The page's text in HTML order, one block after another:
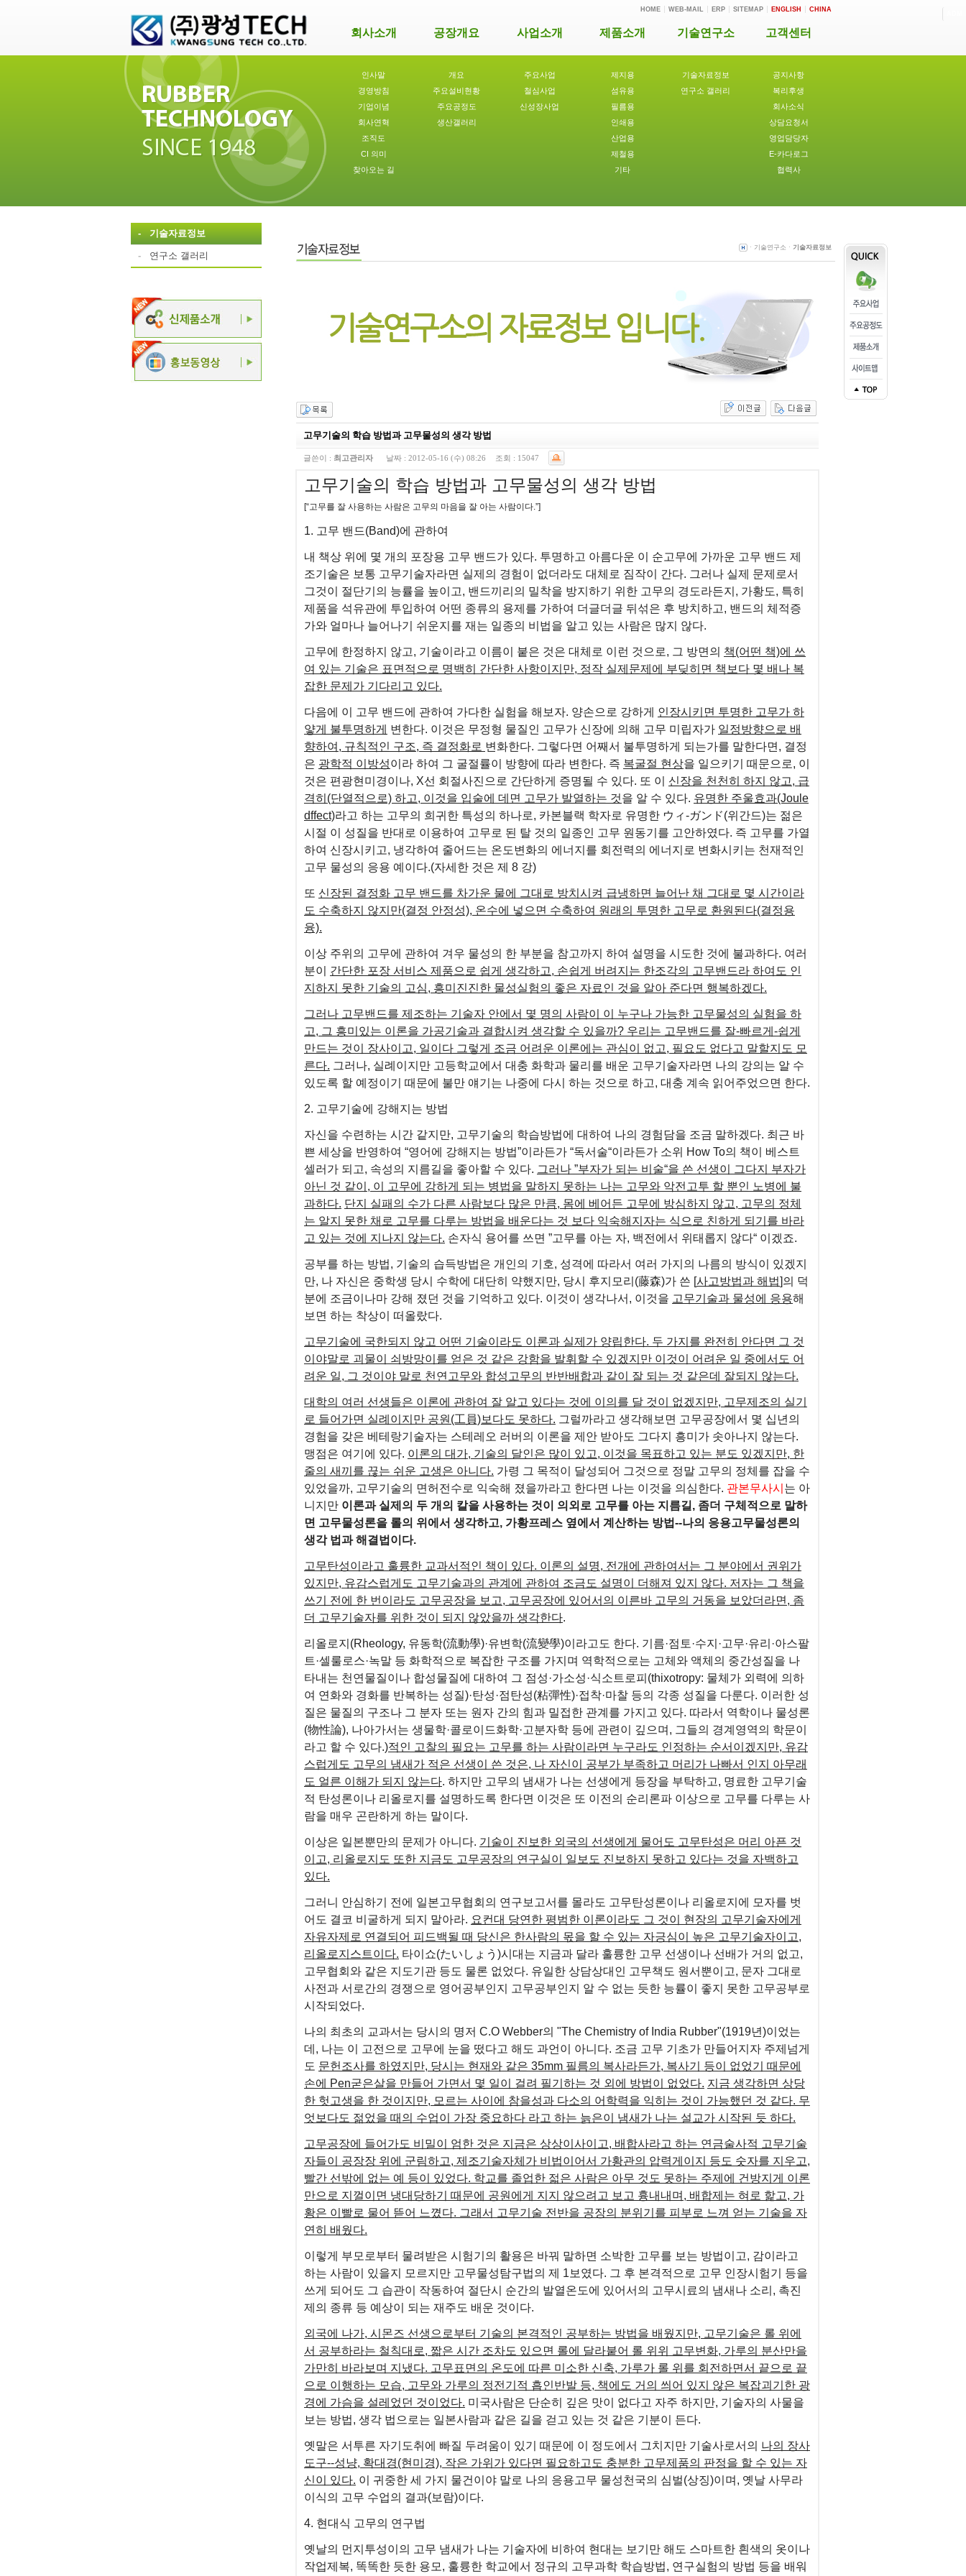
HOME WEB-MAIL ERP SITEMAP ENGLISH CHINA
회사소개 공장개요 사업소개 제품소개 기술연구소 고객센터
인사말
경영방침
기업이념
회사연혁
조직도
CI 의미
찾아오는 길
개요
주요설비현황
주요공정도
생산갤러리
주요사업
철심사업
신성장사업
제지용
섬유용
필름용
인쇄용
산업용
제철용
기타
기술자료정보
연구소 갤러리
공지사항
복리후생
회사소식
상담요청서
영업담당자
E-카다로그
협력사
- 기술자료정보
- 연구소 갤러리
ㆍ기술연구소ㆍ 기술자료정보
고무기술의 학습 방법과 고무물성의 생각 방법
글쓴이 : 최고관리자 날짜 : 2012-05-16 (수) 08:26 조회 : 15047
고무기술의 학습 방법과 고무물성의 생각 방법
[“고무를 잘 사용하는 사람은 고무의 마음을 잘 아는 사람이다.”]
1. 고무 밴드(Band)에 관하여
내 책상 위에 몇 개의 포장용 고무 밴드가 있다. 투명하고 아름다운 이 순고무에 가까운 고무 밴드 제
조기술은 보통 고무기술자라면 실제의 경험이 없더라도 대체로 짐작이 간다. 그러나 실제 문제로서
그것이 절단기의 능률을 높이고, 밴드끼리의 밀착을 방지하기 위한 고무의 경도라든지, 가황도, 특히
제품을 석유관에 투입하여 어떤 종류의 용제를 가하여 더글더글 뒤섞은 후 방치하고, 밴드의 체적증
가와 얼마나 늘어나기 쉬운지를 재는 일종의 비법을 알고 있는 사람은 많지 않다.
고무에 한정하지 않고, 기술이라고 이름이 붙은 것은 대체로 이런 것으로, 그 방면의 책(어떤 책)에 쓰
여 있는 기술은 표면적으로 명백히 간단한 사항이지만, 정작 실제문제에 부딪히면 책보다 몇 배나 복
잡한 문제가 기다리고 있다.
다음에 이 고무 밴드에 관하여 가다한 실험을 해보자. 양손으로 강하게 인장시키면 투명한 고무가 하
얗게 불투명하게
변한다. 이것은 무정형 물질인 고무가 신장에 의해 고무 미립자가 일정방향으로 배
향하여, 규칙적인 구조, 즉 결정화로 변화한다. 그렇다면 어째서 불투명하게 되는가를 말한다면, 결정
은 광학적 이방성이라 하여 그 굴절률이 방향에 따라 변한다. 즉 복굴절 현상을 일으키기 때문으로, 이
것은 편광현미경이나, X선 회절사진으로 간단하게 증명될 수 있다. 또 이 신장을 천천히 하지 않고, 급
격히(단열적으로) 하고, 이것을 입술에 데면 고무가 발열하는 것을 알 수 있다. 유명한 주울효과(Joule
dffect)라고 하는 고무의 희귀한 특성의 하나로, 카본블랙 학자로 유명한 ウィ-ガンド(위간드)는 젊은
시절 이 성질을 반대로 이용하여 고무로 된 탈 것의 일종인 고무 원동기를 고안하였다. 즉 고무를 가열
하여 신장시키고, 냉각하여 줄어드는 온도변화의 에너지를 회전력의 에너지로 변화시키는 천재적인
고무 물성의 응용 예이다.(자세한 것은 제 8 강)
또 신장된 결정화 고무 밴드를 차가운 물에 그대로 방치시켜 급냉하면 늘어난 채 그대로 몇 시간이라
도 수축하지 않지만(결정 안정성), 온수에 넣으면 수축하여 원래의 투명한 고무로 환원된다(결정용
융).
이상 주위의 고무에 관하여 겨우 물성의 한 부분을 참고까지 하여 설명을 시도한 것에 불과하다. 여러
분이 간단한 포장 서비스 제품으로 쉽게 생각하고, 손쉽게 버려지는 한조각의 고무밴드라 하여도 인
지하지 못한 기술의 고심, 흥미진진한 물성실험의 좋은 자료인 것을 알아 준다면 행복하겠다.
그러나 고무밴드를 제조하는 기술자 안에서 몇 명의 사람이 이 누구나 가능한 고무물성의 실험을 하
고, 그 흥미있는 이론을 가공기술과 결합시켜 생각할 수 있을까? 우리는 고무밴드를 잘-빠르게-쉽게
만드는 것이 장사이고, 일이다 그렇게 조금 어려운 이론에는 관심이 없고, 필요도 없다고 말할지도 모
른다. 그러나, 실례이지만 고등학교에서 대충 화학과 물리를 배운 고무기술자라면 나의 강의는 알 수
있도록 할 예정이기 때문에 불만 얘기는 나중에 다시 하는 것으로 하고, 대충 계속 읽어주었으면 한다.
2. 고무기술에 강해지는 방법
자신을 수련하는 시간 같지만, 고무기술의 학습방법에 대하여 나의 경험담을 조금 말하겠다. 최근 바
쁜 세상을 반영하여 “영어에 강해지는 방법”이라든가 “독서술“이라든가 소위 How To의 책이 베스트
셀러가 되고, 속성의 지름길을 좋아할 수 있다. 그러나 ”부자가 되는 비술“을 쓴 선생이 그다지 부자가
아닌 것 같이, 이 고무에 강하게 되는 병법을 말하지 못하는 나는 고무와 악전고투 할 뿐인 노병에 불
과하다. 단지 실패의 수가 다른 사람보다 많은 만큼, 몸에 베어든 고무에 방심하지 않고, 고무의 정체
는 알지 못한 채로 고무를 다루는 방법을 배운다는 것 보다 익숙해지자는 식으로 친하게 되기를 바라
고 있는 것에 지나지 않는다. 손자식 용어를 쓰면 ”고무를 아는 자, 백전에서 위태롭지 않다“ 이겠죠.
공부를 하는 방법, 기술의 습득방법은 개인의 기호, 성격에 따라서 여러 가지의 나름의 방식이 있겠지
만, 나 자신은 중학생 당시 수학에 대단히 약했지만, 당시 후지모리(藤森)가 쓴 [사고방법과 해법]의 덕
분에 조금이나마 강해 졌던 것을 기억하고 있다. 이것이 생각나서, 이것을 고무기술과 물성에 응용해
보면 하는 착상이 떠올랐다.
고무기술에 국한되지 않고 어떤 기술이라도 이론과 실제가 양립한다. 두 가지를 완전히 안다면 그 것
이야말로 괴물이 쇠방망이를 얻은 것 같은 강함을 발휘할 수 있겠지만 이것이 어려운 일 중에서도 어
려운 일, 그 것이야 말로 천연고무와 합성고무의 반반배합과 같이 잘 되는 것 같은데 잘되지 않는다.
대학의 여러 선생들은 이론에 관하여 잘 알고 있다는 것에 이의를 달 것이 없겠지만, 고무제조의 실기
로 들어가면 실례이지만 공원(工員)보다도 못하다. 그럴까라고 생각해보면 고무공장에서 몇 십년의
경험을 갖은 베테랑기술자는 스테레오 러버의 이론을 제안 받아도 그다지 흥미가 솟아나지 않는다.
맹점은 여기에 있다. 이론의 대가, 기술의 달인은 많이 있고, 이것을 목표하고 있는 분도 있겠지만, 한
줄의 새끼를 끊는 쉬운 고생은 아니다. 가령 그 목적이 달성되어 그것으로 정말 고무의 정체를 잡을 수
있었을까, 고무기술의 면허전수로 익숙해 졌을까라고 한다면 나는 이것을 의심한다. 관본무사시 는 아
니지만 이론과 실제의 두 개의 칼을 사용하는 것이 의외로 고무를 아는 지름길, 좀더 구체적으로 말하
면 고무물성론을 롤의 위에서 생각하고, 가황프레스 옆에서 계산하는 방법--나의 응용고무물성론의
생각 법과 해결법이다.
고무탄성이라고 훌륭한 교과서적인 책이 있다. 이론의 설명, 전개에 관하여서는 그 분야에서 권위가
있지만, 유감스럽게도 고무기술과의 관계에 관하여 조금도 설명이 더해져 있지 않다. 저자는 그 책을
쓰기 전에 한 번이라도 고무공장을 보고, 고무공장에 있어서의 이른바 고무의 거동을 보았더라면, 좀
더 고무기술자를 위한 것이 되지 않았을까 생각한다.
리올로지(Rheology, 유동학(流動學)·유변학(流變學)이라고도 한다. 기름·점토·수지·고무·유리·아스팔
트·셀룰로스·녹말 등 화학적으로 복잡한 구조를 가지며 역학적으로는 고체와 액체의 중간성질을 나
타내는 천연물질이나 합성물질에 대하여 그 점성·가소성·식소트로피(thixotropy: 물체가 외력에 의하
여 연화와 경화를 반복하는 성질)·탄성·점탄성(粘彈性)·접착·마찰 등의 각종 성질을 다룬다. 이러한 성
질은 물질의 구조나 그 분자 또는 원자 간의 힘과 밀접한 관계를 가지고 있다. 따라서 역학이나 물성론
(物性論), 나아가서는 생물학·콜로이드화학·고분자학 등에 관련이 깊으며, 그들의 경계영역의 학문이
라고 할 수 있다.)적인 고찰의 필요는 고무를 하는 사람이라면 누구라도 인정하는 순서이겠지만, 유감
스럽게도 고무의 냄새가 적은 선생이 쓴 것은, 나 자신이 공부가 부족하고 머리가 나빠서 인지 아무래
도 얼른 이해가 되지 않는다. 하지만 고무의 냄새가 나는 선생에게 등장을 부탁하고, 명료한 고무기술
적 탄성론이나 리올로지를 설명하도록 한다면 이것은 또 이전의 순리론파 이상으로 고무를 다루는 사
람을 매우 곤란하게 하는 말이다.
이상은 일본뿐만의 문제가 아니다. 기술이 진보한 외국의 선생에게 물어도 고무탄성은 머리 아픈 것
이고, 리올로지도 또한 지금도 고무공장의 연구실이 일보도 진보하지 못하고 있다는 것을 자백하고
있다.
그러니 안심하기 전에 일본고무협회의 연구보고서를 몰라도 고무탄성론이나 리올로지에 모자를 벗
어도 결코 비굴하게 되지 말아라. 요컨대 당연한 평범한 이론이라도 그 것이 현장의 고무기술자에게
자유자제로 연결되어 피드백될 때 당신은 한사람의 몫을 할 수 있는 자긍심이 높은 고무기술자이고,
리올로지스트이다. 타이쇼(たいしょう)시대는 지금과 달라 훌륭한 고무 선생이나 선배가 거의 없고,
고무협회와 같은 지도기관 등도 물론 없었다. 유일한 상담상대인 고무책도 원서뿐이고, 문자 그대로
사전과 서로간의 경쟁으로 영어공부인지 고무공부인지 알 수 없는 듯한 능률이 좋지 못한 고무공부로
시작되었다.
나의 최초의 교과서는 당시의 명저 C.O Webber의 "The Chemistry of India Rubber"(1919년)이었는
데, 나는 이 고전으로 고무에 눈을 떴다고 해도 과언이 아니다. 조금 고무 기초가 만들어지자 주제넘게
도 문헌조사를 하였지만, 당시는 현재와 같은 35mm 필름의 복사라든가, 복사기 등이 없었기 때문에
손에 Pen굳은살을 만들어 가면서 몇 일이 걸려 필기하는 것 외에 방법이 없었다. 지금 생각하면 상당
한 헛고생을 한 것이지만, 모르는 사이에 참을성과 다소의 어학력을 익히는 것이 가능했던 것 같다. 무
엇보다도 젊었을 때의 수업이 가장 중요하다 라고 하는 늙은이 냄새가 나는 설교가 시작된 듯 하다.
고무공장에 들어가도 비밀이 엄한 것은 지금은 상상이사이고, 배합사라고 하는 연금술사적 고무기술
자들이 공장장 위에 군림하고, 제조기술자체가 비법이어서 가황관의 압력게이지 등도 숫자를 지우고,
빨간 선밖에 없는 예 등이 있었다. 학교를 졸업한 젋은 사람은 아무 것도 못하는 주제에 건방지게 이론
만으로 지껄이면 냉대당하기 때문에 공원에게 지지 않으려고 보고 흉내내며, 배합제는 혀로 핥고, 가
황은 이빨로 물어 뜯어 느꼈다. 그래서 고무기술 전반을 공장의 분위기를 피부로 느껴 얻는 기술을 자
연히 배웠다.
이렇게 부모로부터 물려받은 시험기의 활용은 바꿔 말하면 소박한 고무를 보는 방법이고, 감이라고
하는 사람이 있을지 모르지만 고무물성탐구법의 제 1보였다. 그 후 본격적으로 고무 인장시험기 등을
쓰게 되어도 그 습관이 작동하여 절단시 순간의 발열온도에 있어서의 고무시료의 냄새나 소리, 촉진
제의 종류 등 예상이 되는 재주도 배운 것이다.
외국에 나가, 시몬즈 선생으로부터 기술의 본격적인 공부하는 방법을 배웠지만, 고무기술은 롤 위에
서 공부하라는 철칙대로, 짧은 시간 조차도 있으면 롤에 달라붙어 롤 위위 고무변화, 가루의 분산만을
가만히 바라보며 지냈다. 고무표면의 온도에 따른 미소한 신축, 가루가 롤 위를 회전하면서 끝으로 끝
으로 이행하는 모습, 고무와 가루의 정전기적 흡인반발 등, 책에도 거의 씌어 있지 않은 복잡괴기한 광
경에 가슴을 설레었던 것이었다. 미국사람은 단순히 깊은 맛이 없다고 자주 하지만, 기술자의 사물을
보는 방법, 생각 법으로는 일본사람과 같은 길을 걷고 있는 것 같은 기분이 든다.
옛말은 서투른 자기도취에 빠질 두려움이 있기 때문에 이 정도에서 그치지만 기술사로서의 나의 장사
도구--성냥, 확대경(현미경), 작은 가위가 있다면 필요하고도 충분한 고무제품의 판정을 할 수 있는 자
신이 있다. 이 귀중한 세 가지 물건이야 말로 나의 응용고무 물성천국의 심벌(상징)이며, 옛날 사무라
이식의 고무 수업의 결과(보람)이다.
4. 현대식 고무의 연구법
옛날의 먼지투성이의 고무 냄새가 나는 기술자에 비하여 현대는 보기만 해도 스마트한 흰색의 옷이나
작업제복, 똑똑한 듯한 용모, 훌륭한 학교에서 정규의 고무과학 학습방법, 연구실험의 방법 등을 배워